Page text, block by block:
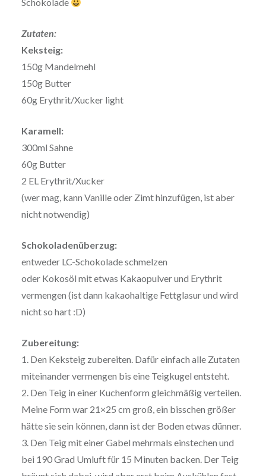
Zutaten:
Keksteig:
150g Mandelmehl
150g Butter
60g Erythrit/Xucker light
Karamell:
300ml Sahne
60g Butter
2 EL Erythrit/Xucker
(wer mag, kann Vanille oder Zimt hinzufügen, ist aber
nicht notwendig)
Schokoladenüberzug:
entweder LC-Schokolade schmelzen
oder Kokosöl mit etwas Kakaopulver und Erythrit
vermengen (ist dann kakaohaltige Fettglasur und wird
nicht so hart :D)
Zubereitung:
1. Den Keksteig zubereiten. Dafür einfach alle Zutaten
miteinander vermengen bis eine Teigkugel entsteht.
2. Den Teig in einer Kuchenform gleichmäßig verteilen.
Meine Form war 21×25 cm groß, ein bisschen größer
hätte sie sein können, dann ist der Boden etwas dünner.
3. Den Teig mit einer Gabel mehrmals einstechen und
bei 190 Grad Umluft für 15 Minuten backen. Der Teig